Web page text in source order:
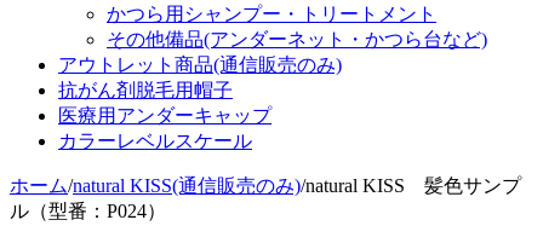
かつら用シャンプー・トリートメント
その他備品(アンダーネット・かつら台など)
アウトレット商品(通信販売のみ)
抗がん剤脱毛用帽子
医療用アンダーキャップ
カラーレベルスケール
ホーム/natural KISS(通信販売のみ)/natural KISS 髪色サンプ
ル（型番：P024）